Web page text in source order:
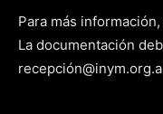
Para más
La documentación